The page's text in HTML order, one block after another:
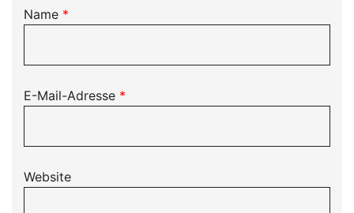
Name *
E-Mail-Adresse *
Website